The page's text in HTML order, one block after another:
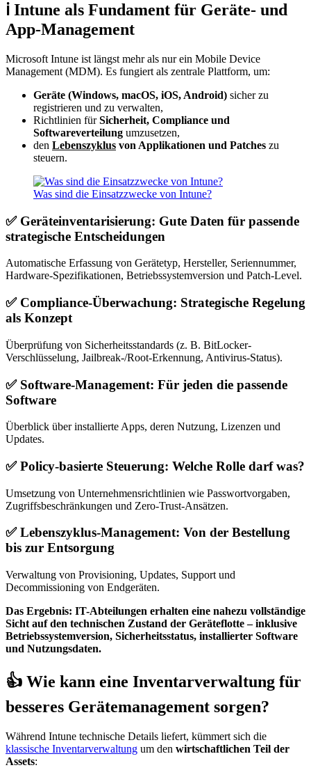
ℹ️ Intune als Fundament für Geräte- und
App-Management
Microsoft Intune ist längst mehr als nur ein Mobile Device
Management (MDM). Es fungiert als zentrale Plattform, um:
Geräte (Windows, macOS, iOS, Android) sicher zu
registrieren und zu verwalten,
Richtlinien fürSicherheit, Compliance und
Softwareverteilung umzusetzen,
den Lebenszyklus von Applikationen und Patches zu
steuern.
Was sind die Einsatzzwecke von Intune?
✅ Geräteinventarisierung: Gute Daten für passende
strategische Entscheidungen
Automatische Erfassung von Gerätetyp, Hersteller, Seriennummer,
Hardware-Spezifikationen, Betriebssystemversion und Patch-Level.
✅ Compliance-Überwachung: Strategische Regelung
als Konzept
Überprüfung von Sicherheitsstandards (z. B. BitLocker-
Verschlüsselung, Jailbreak-/Root-Erkennung, Antivirus-Status).
✅ Software-Management: Für jeden die passende
Software
Überblick über installierte Apps, deren Nutzung, Lizenzen und
Updates.
✅ Policy-basierte Steuerung: Welche Rolle darf was?
Umsetzung von Unternehmensrichtlinien wie Passwortvorgaben,
Zugriffsbeschränkungen und Zero-Trust-Ansätzen.
✅ Lebenszyklus-Management: Von der Bestellung
bis zur Entsorgung
Verwaltung von Provisioning, Updates, Support und
Decommissioning von Endgeräten.
Das Ergebnis: IT-Abteilungen erhalten eine nahezu vollständige
Sicht auf den technischen Zustand der Geräteflotte – inklusive
Betriebssystemversion, Sicherheitsstatus, installierter Software
und Nutzungsdaten.
👍 Wie kann eine Inventarverwaltung für
besseres Gerätemanagement sorgen?
Während Intune technische Details liefert, kümmert sich die
klassische Inventarverwaltung um den wirtschaftlichen Teil der
Assets: